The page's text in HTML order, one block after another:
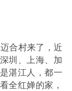
合村来了，近
圳、上海、加
湛江人，都一
全红婵的家，